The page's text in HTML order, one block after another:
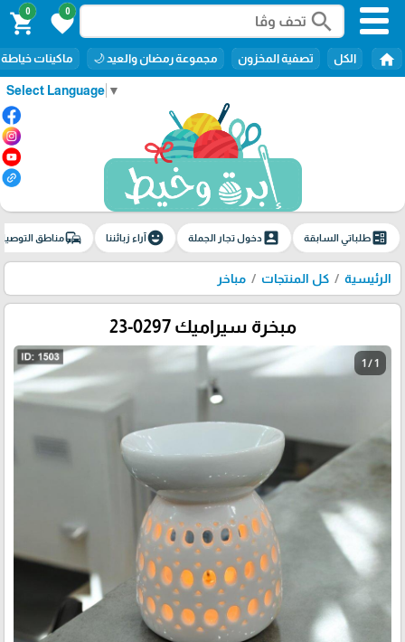
Select Language ▼
search
0
favorite
0
shopping_cart
home الكل تصفية المخزون مجموعة رمضان والعيد 🌙 ماكينات خياطة
ballotطلباتي السابقة account_boxدخول تجار الجملة emoji_emotionsآراء زبائننا commuteمناطق
الرئيسية كل المنتجات مباخر
مبخرة سيراميك 0297-23
1 / 1